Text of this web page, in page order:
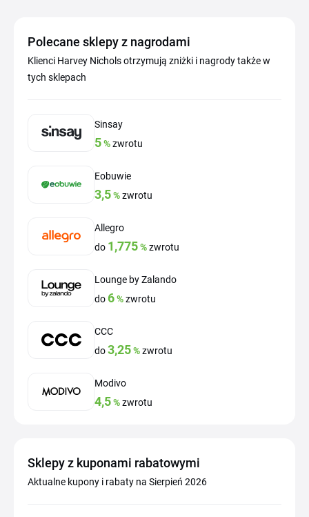
Polecane sklepy z nagrodami
Klienci Harvey Nichols otrzymują zniżki i nagrody także w
tych sklepach
Sinsay
5%zwrotu
Eobuwie
3,5%zwrotu
Allegro
do 1,775%zwrotu
Lounge by Zalando
do 6%zwrotu
CCC
do3,25%zwrotu
Modivo
4,5%zwrotu
Sklepy z kuponami rabatowymi
Aktualne kupony i rabaty na Sierpień 2026